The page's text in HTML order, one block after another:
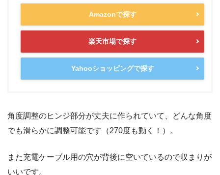
Amazonで探す
楽天市場で探す
Yahooショッピングで探す
角度調整のヒンジ部分が丈夫に作られていて、どんな角度
でも滑らかに調整可能です（270度も動く！）。
また充電ケーブル用の穴が背後に空いているので収まりが
いいです。